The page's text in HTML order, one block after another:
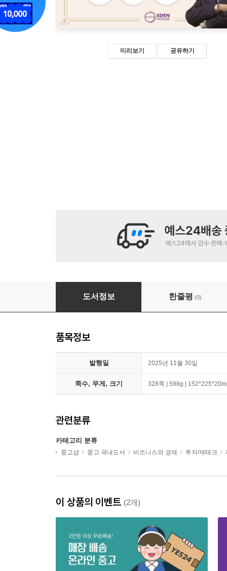
미리보기 공유하기
누구나 투자로 부자가 될 수 있다
도서정보 한줄평 (0)
품목정보
발행일 2025년 11월 30일
쪽수, 무게, 크기 328쪽 | 598g |
관련분류
카테고리 분류
중고샵 중고 국내도서 비즈니스와 경제 투자/재테크
이 상품의 이벤트 (2개)